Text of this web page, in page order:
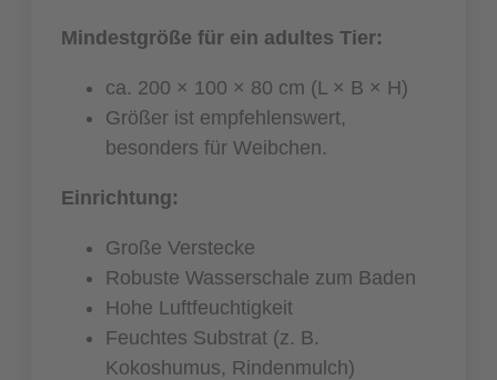
Mindestgröße für ein adultes Tier:
ca. 200 × 100 × 80 cm (L × B × H)
Größer ist empfehlenswert,
besonders für Weibchen.
Einrichtung:
Große Verstecke
Robuste Wasserschale zum Baden
Hohe Luftfeuchtigkeit
Feuchtes Substrat (z. B.
Kokoshumus, Rindenmulch)